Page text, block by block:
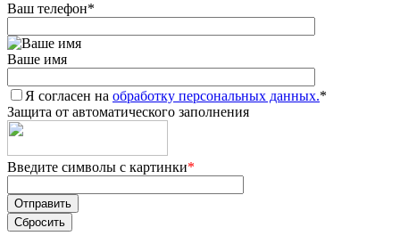
Ваш телефон*
Ваше имя
Я согласен на обработку персональных данных.*
Защита от автоматического заполнения
Введите символы с картинки*